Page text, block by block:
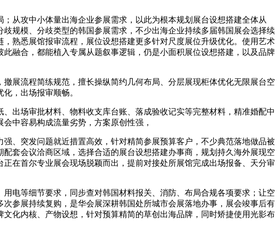
攻中小体量出海企业参展需求，以此为根本规划展台设想搭建全体从
规模、分歧类型的韩国参展需求，不少出海企业持续多届韩国展会选择续
熟悉展馆报审流程，展位设想搭建更多针对尺度展位升级优化。使用艺术
融合，都能植入专属从题叙事逻辑，仍是小面积展位设想搭建，以及品牌
流程简练规范，擅长操纵简约几何布局、分层展现柜体优化无限展台空
，出场报审顺畅。
场审批材料、物料收支库台账、落成验收记实等完整材料，精准婚配中
中容易构成流量劣势，方案原创性强，
突发问题就近措置高效，针对精简参展预算客户，不少典范落地做品被
套会议洽商区域，选择合适的展台设想搭建办事商，规划持久海外展现空
在首尔专业展会现场脱颖而出，提前对接处所展馆完成出场报备、天分审
等细节要求，同步查对韩国材料报关、消防、布局合规各项要求；让空
参展持续复购，是华会展深耕韩国处所城市会展落地办事，展会竣事后有
化内核、产物设想，针对预算精简的草创出海品牌，同时矫捷使用光影布